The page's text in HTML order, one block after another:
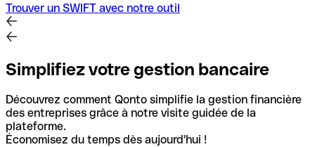
Trouver un SWIFT avec notre outil
Simplifiez votre gestion bancaire
Découvrez comment Qonto simplifie la gestion financière
des entreprises grâce à notre visite guidée de la
plateforme.
Économisez du temps dès aujourd'hui !